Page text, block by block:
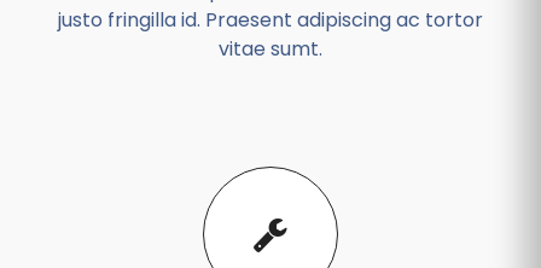
justo fringilla id. Praesent adipiscing ac tortor
vitae sumt.